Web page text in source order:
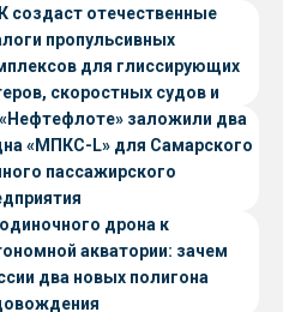
создаст отечественные
пропульсивных
для глиссирующих
скоростных судов и
с малой осадкойзаложили два
«МПКС-L» для Самарского
пассажирского
дрона к
акватории: зачем
два новых полигона